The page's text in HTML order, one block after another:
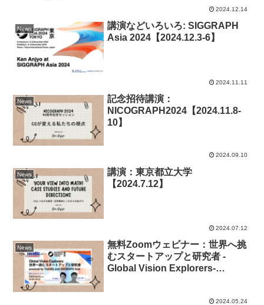
2024.12.14
News
講演などいろいろ: SIGGRAPH
Asia 2024【2024.12.3-6】
2024.11.11
News
記念招待講演：
NICOGRAPH2024【2024.11.8-
10】
2024.09.10
News
講演：東京都立大学
【2024.7.12】
2024.07.12
News
無料Zoomウェビナー：世界へ挑
むスタートアップと研究者 -
Global Vision Explorers-
2024.05.24